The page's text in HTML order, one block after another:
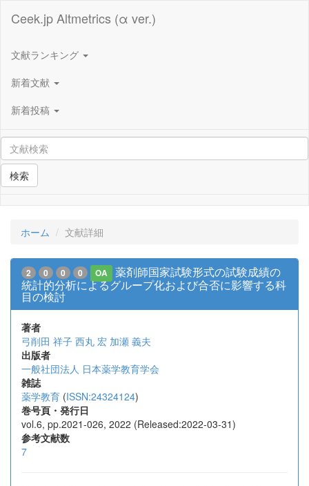
Ceek.jp Altmetrics (α ver.)
文献ランキング
新着文献
新着投稿
検索
ホーム 文献詳細
2 0 0 0 OA
薬剤師国家試験形式の試験成績の
統計的分析によるグループ化および合否に影響する科
目の検討
著者
弓削田 祥子 西丸 宏 加瀬 義夫
出版者
一般社団法人 日本薬学教育学会
雑誌
薬学教育 (ISSN:24324124)
巻号頁・発行日
vol.6, pp.2021-026, 2022 (Released:2022-03-31)
参考文献数
7